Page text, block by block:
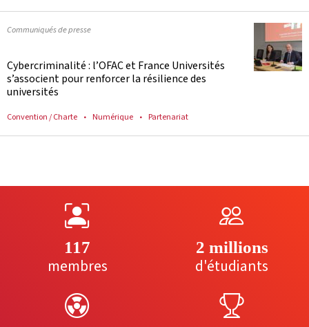
Communiqués de presse
Cybercriminalité : l’OFAC et France Universités
s’associent pour renforcer la résilience des
universités
Convention / Charte Numérique Partenariat
117
membres
2 millions
d'étudiants